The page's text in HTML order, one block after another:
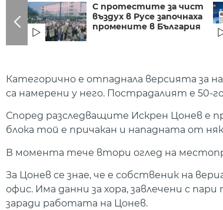
С протестите за чист
въздух в Русе започнаха
промените в България
Категорично е отпаднала версията за
са намерени у него. Пострадалият е 50-
Според разследващите Искрен Цонев е
блока той е причакан и нападната от
В момента тече втори оглед на
За Цонев се знае, че е собственик на
офис. Има данни за хора, завлечени с
заради работата на Цонев.